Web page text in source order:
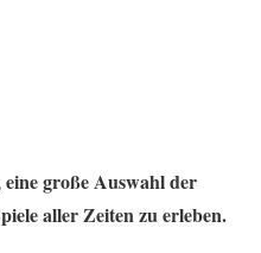
große Auswahl der
aller Zeiten zu erleben.